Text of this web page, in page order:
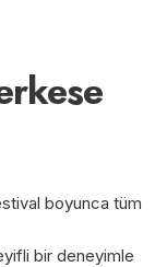
boyunca tüm
bir deneyimle